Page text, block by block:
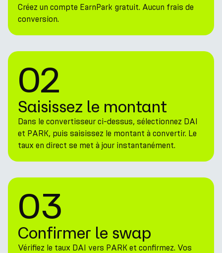
Créez un compte EarnPark gratuit. Aucun frais de
conversion.
02
Saisissez le montant
Dans le convertisseur ci-dessus, sélectionnez DAI
et PARK, puis saisissez le montant à convertir. Le
taux en direct se met à jour instantanément.
03
Confirmer le swap
Vérifiez le taux DAI vers PARK et confirmez. Vos